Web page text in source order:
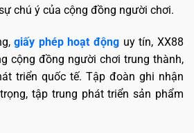
chú ý của cộng đồng người chơi.
giấy phép hoạt động uy tín, XX88
cộng đồng người chơi trung thành,
triển quốc tế. Tập đoàn ghi nhận
tập trung phát triển sản phẩm